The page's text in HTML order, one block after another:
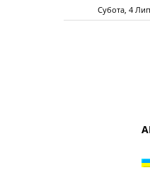
Субота, 4